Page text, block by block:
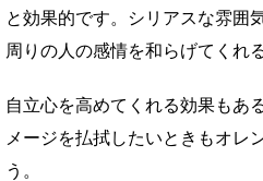
と効果的です。シリアスな雰囲
周りの人の感情を和らげてくれ
自立心を高めてくれる効果もあ
メージを払拭したいときもオレ
う。